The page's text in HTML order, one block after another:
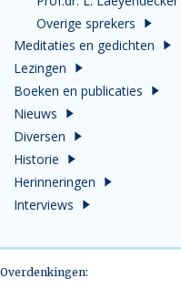
Overige sprekers
Meditaties en gedichten
Lezingen
Boeken en publicaties
Nieuws
Diversen
Historie
Herinneringen
Interviews
Overdenkingen: